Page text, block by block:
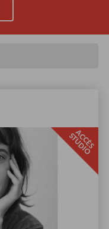
A
C
C
È
S
S
T
U
D
I
O